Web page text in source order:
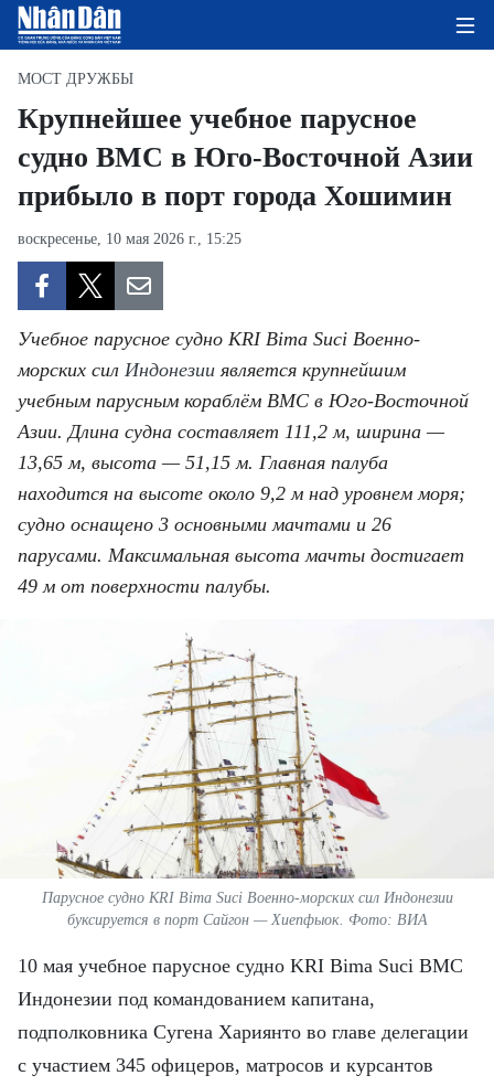
ГЛАВНАЯ СТРАНИЦА
ПОЛИТИКА
КУЛЬТУРА
ДОБРО ПОЖАЛОВАТЬ ВО
ВЬЕТНАМ
В МИРЕ
ВСТРЕЧИ - ДИАЛОГИ
ДОСЬЕ И МАТЕРИАЛЫ
О ГАЗЕТЕ «НЯНЗАН»
TIẾNG VIỆT
ENGLISH
ESPAÑOL
МОСТ ДРУЖБЫ
Крупнейшее учебное парусное
судно ВМС в Юго-Восточной Азии
прибыло в порт города Хошимин
воскресенье, 10 мая 2026 г., 15:25
Учебное парусное судно KRI Bima Suci Военно-
морских сил Индонезии является крупнейшим
учебным парусным кораблём ВМС в Юго-Восточной
Азии. Длина судна составляет 111,2 м, ширина —
13,65 м, высота — 51,15 м. Главная палуба
находится на высоте около 9,2 м над уровнем моря;
судно оснащено 3 основными мачтами и 26
парусами. Максимальная высота мачты достигает
49 м от поверхности палубы.
Парусное судно KRI Bima Suci Военно-морских сил Индонезии
буксируется в порт Сайгон — Хиепфыок. Фото: ВИА
10 мая учебное парусное судно KRI Bima Suci ВМС
Индонезии под командованием капитана,
подполковника Сугена Хариянто во главе делегации
с участием 345 офицеров, матросов и курсантов